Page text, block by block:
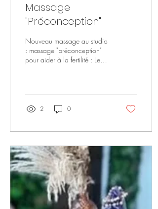
Massage
"Préconception"
Nouveau massage au studio
: massage "préconception"
pour aider à la fertilité : Le
2 0